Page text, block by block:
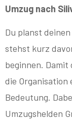
Umzug nach
Du planst
stehst kurz
beginnen.
die Organisation
Bedeutung.
Umzugshelden